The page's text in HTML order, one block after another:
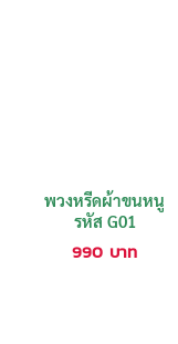
พวงหรีดผ้าขนหนู
รหัส G01
990 บาท